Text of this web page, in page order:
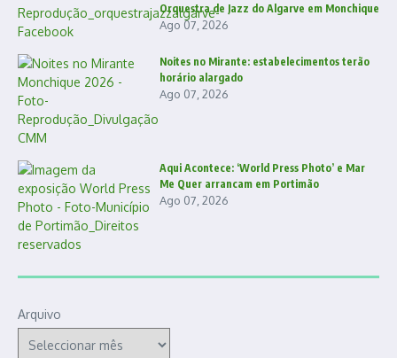
Orquestra de Jazz do Algarve em Monchique
Ago 07, 2026
Noites no Mirante: estabelecimentos terão
horário alargado
Ago 07, 2026
Aqui Acontece: ‘World Press Photo’ e Mar
Me Quer arrancam em Portimão
Ago 07, 2026
Arquivo